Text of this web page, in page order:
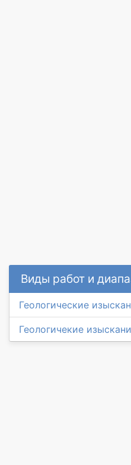
Виды работ и
Геологические
Геологичекие